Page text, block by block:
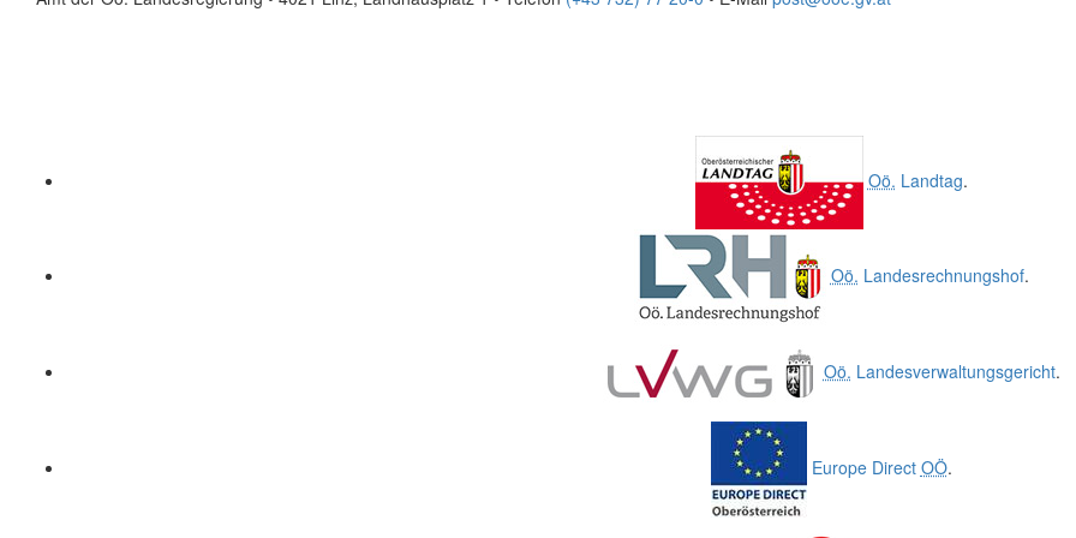
Oö. Landtag.
Oö. Landesrechnungshof.
Oö. Landesverwaltungsgericht.
Europe Direct OÖ.